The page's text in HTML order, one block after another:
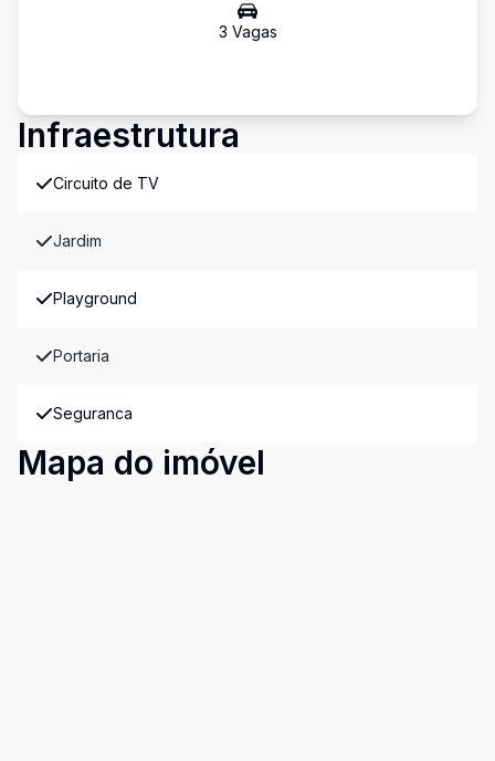
3 Vagas
Infraestrutura
Circuito de TV
Jardim
Playground
Portaria
Seguranca
Mapa do imóvel